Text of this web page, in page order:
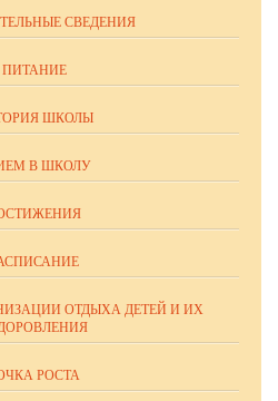
СВЕДЕНИЯ
ПИТАНИЕ
ШКОЛЫ
В ШКОЛУ
ОТДЫХА ДЕТЕЙ И ИХ
РОСТА